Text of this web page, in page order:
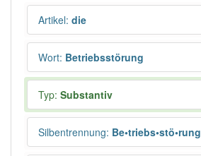
Artikel: die
Wort: Betriebsstörung
Typ: Substantiv
Silbentrennung: Be•triebs•stö•rung